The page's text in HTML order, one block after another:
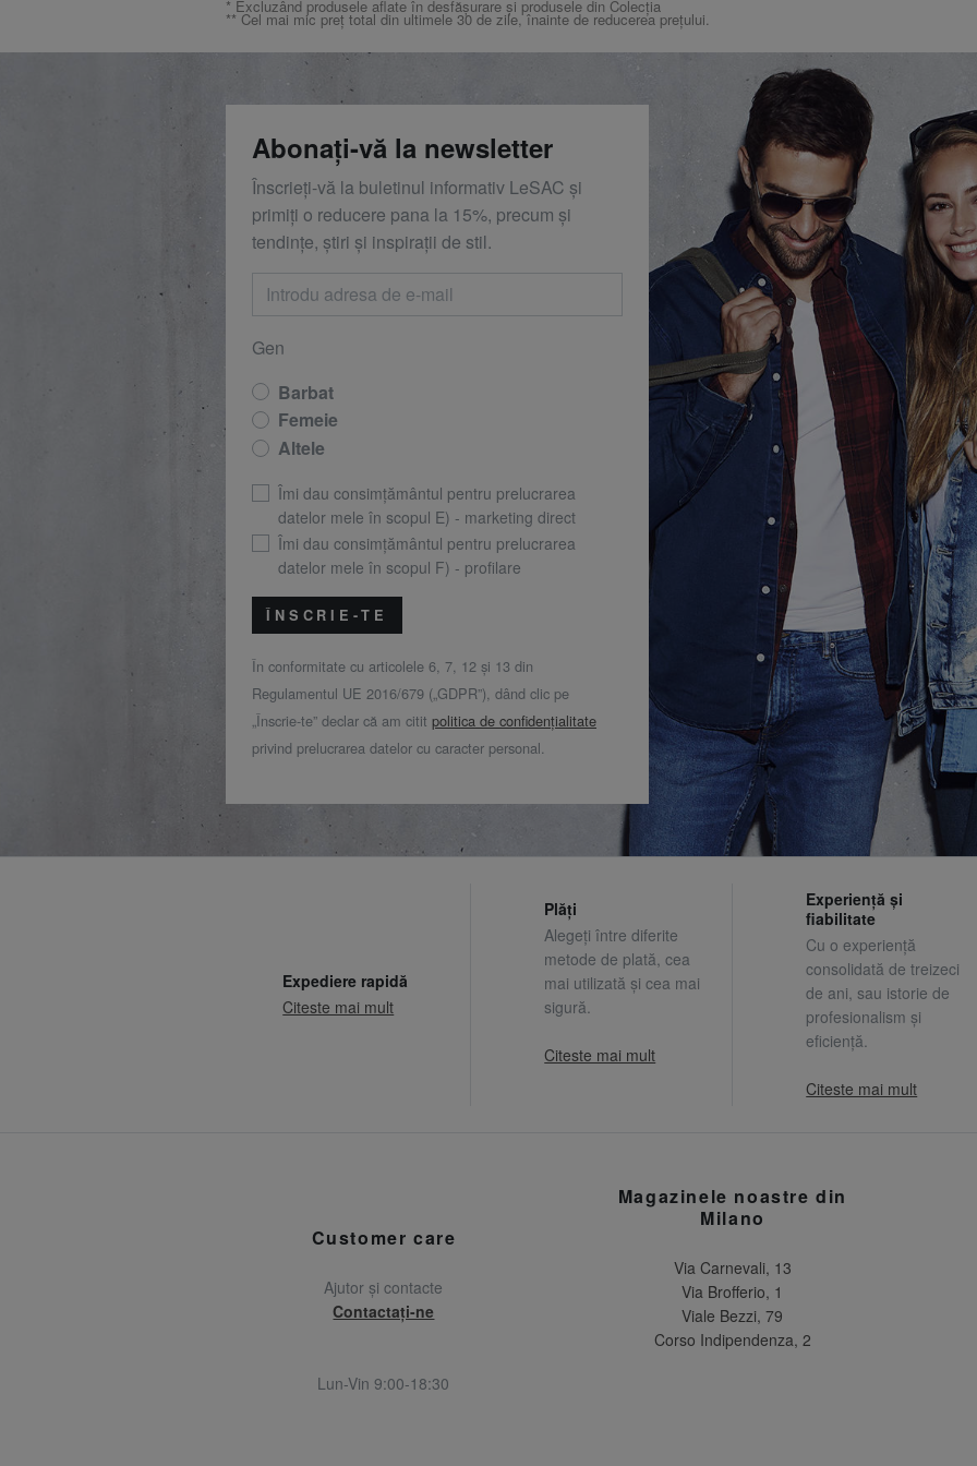
* Excluzând produsele aflate în desfășurare și produsele din Colecția
** Cel mai mic preț total din ultimele 30 de zile, înainte de reducerea prețului.
Abonați-vă la newsletter
Înscrieți-vă la buletinul informativ LeSAC și
primiți o reducere pana la 15%, precum și
tendințe, știri și inspirații de stil.
Gen
Barbat
Femeie
Altele
Îmi dau consimțământul pentru prelucrarea
datelor mele în scopul E) - marketing direct
Îmi dau consimțământul pentru prelucrarea
datelor mele în scopul F) - profilare
ÎNSCRIE-TE
În conformitate cu articolele 6, 7, 12 și 13 din
Regulamentul UE 2016/679 („GDPR”), dând clic pe
„Înscrie-te” declar că am citit politica de confidențialitate
privind prelucrarea datelor cu caracter personal.
Expediere rapidă
Citeste mai mult
Plăți
Alegeți între diferite
metode de plată, cea
mai utilizată și cea mai
sigură.
Citeste mai mult
Experiență și
fiabilitate
Cu o experiență
consolidată de treizeci
de ani, sau istorie de
profesionalism și
eficiență.
Citeste mai mult
Customer care
Ajutor și contacte
Contactați-ne
Lun-Vin 9:00-18:30
Magazinele noastre din
Milano
Via Carnevali, 13
Via Brofferio, 1
Viale Bezzi, 79
Corso Indipendenza, 2